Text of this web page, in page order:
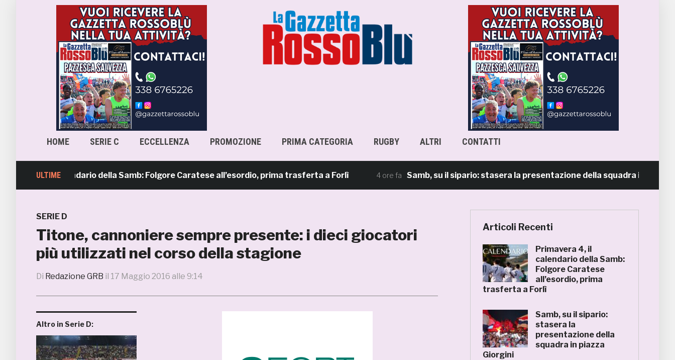
HOME SERIE C ECCELLENZA PROMOZIONE PRIMA CATEGORIA RUGBY ALTRI CONTATTI
ULTIME
4, il calendario della Samb: Folgore Caratese all’esordio, prima trasferta a Forlì Samb, su il sipario: stasera la presentazione della squadra in piazza
SERIE D
Titone, cannoniere sempre presente: i dieci giocatori
più utilizzati nel corso della stagione
Di Redazione GRB il 17 Maggio 2016 alle 9:14
Altro in Serie D:
Articoli Recenti
Primavera 4, il
calendario della Samb:
Folgore Caratese
all’esordio, prima
trasferta a Forlì
Samb, su il sipario:
stasera la
presentazione della
squadra in piazza
Giorgini